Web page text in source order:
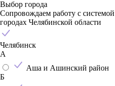
Выбор города
Сопровождаем работу с
городах Челябинской области
Челябинск
А
Аша и Ашинский район
Б